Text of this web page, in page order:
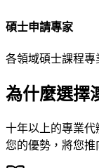
碩士申請專家
各領域碩士課程專
為什麼選擇
十年以上的專業
您的優勢，將您推